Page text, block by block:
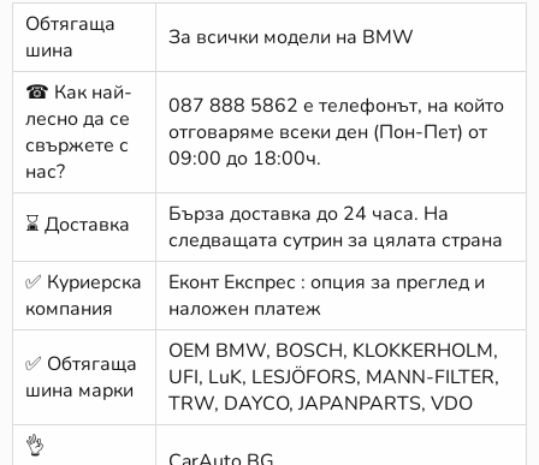
Обтягаща
шина
За всички модели на BMW
☎ Как най-
лесно да се
свържете с
нас?
087 888 5862 е телефонът, на който
отговаряме всеки ден (Пон-Пет) от
09:00 до 18:00ч.
⌛ Доставка
Бърза доставка до 24 часа. На
следващата сутрин за цялата страна
✅ Куриерска
компания
Еконт Експрес : опция за преглед и
наложен платеж
✅ Обтягаща
шина марки
ОЕМ BMW, BOSCH, KLOKKERHOLM,
UFI, LuK, LESJÖFORS, MANN-FILTER,
TRW, DAYCO, JAPANPARTS, VDO
👌